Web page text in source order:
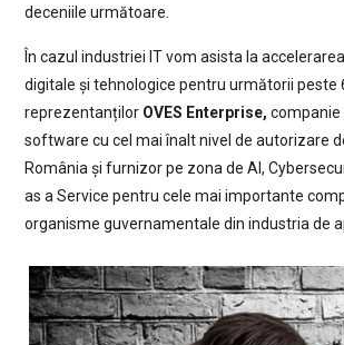
deceniile următoare.
În cazul industriei IT vom asista la
digitale și tehnologice pentru următorii peste
reprezentanților OVES Enterprise, companie
software cu cel mai înalt nivel de autorizare
România și furnizor pe zona de AI,
as a Service pentru cele mai importante
organisme guvernamentale din industria de